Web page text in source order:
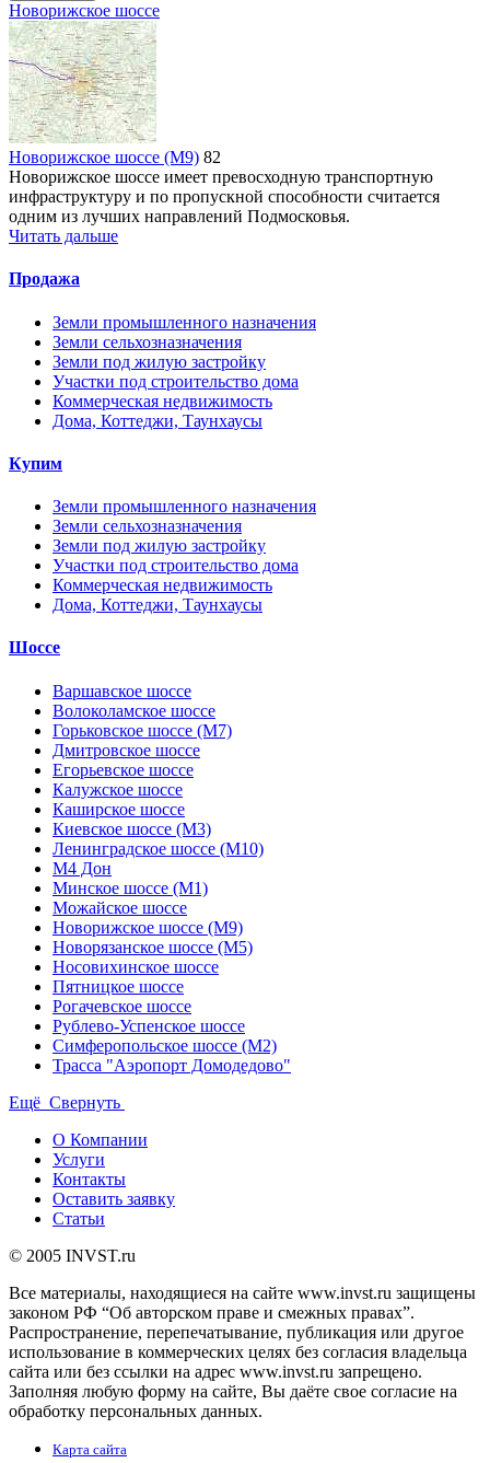
Новорижское шоссе
Новорижское шоссе (М9) 82
Новорижское шоссе имеет превосходную транспортную
инфраструктуру и по пропускной способности считается
одним из лучших направлений Подмосковья.
Читать дальше
Продажа
Земли промышленного назначения
Земли сельхозназначения
Земли под жилую застройку
Участки под строительство дома
Коммерческая недвижимость
Дома, Коттеджи, Таунхаусы
Купим
Земли промышленного назначения
Земли сельхозназначения
Земли под жилую застройку
Участки под строительство дома
Коммерческая недвижимость
Дома, Коттеджи, Таунхаусы
Шоссе
Варшавское шоссе
Волоколамское шоссе
Горьковское шоссе (М7)
Дмитровское шоссе
Егорьевское шоссе
Калужское шоссе
Каширское шоссе
Киевское шоссе (М3)
Ленинградское шоссе (М10)
М4 Дон
Минское шоссе (М1)
Можайское шоссе
Новорижское шоссе (М9)
Новорязанское шоссе (М5)
Носовихинское шоссе
Пятницкое шоссе
Рогачевское шоссе
Рублево-Успенское шоссе
Симферопольское шоссе (М2)
Трасса "Аэропорт Домодедово"
Ещё Свернуть
О Компании
Услуги
Контакты
Оставить заявку
Статьи
© 2005 INVST.ru
Все материалы, находящиеся на сайте www.invst.ru защищены
законом РФ “Об авторском праве и смежных правах”.
Распространение, перепечатывание, публикация или другое
использование в коммерческих целях без согласия владельца
сайта или без ссылки на адрес www.invst.ru запрещено.
Заполняя любую форму на сайте, Вы даёте свое согласие на
обработку персональных данных.
Карта сайта